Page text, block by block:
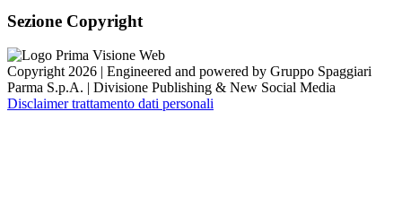
Sezione Copyright
Copyright 2026 | Engineered and powered by Gruppo Spaggiari
Parma S.p.A. | Divisione Publishing & New Social Media
Disclaimer trattamento dati personali